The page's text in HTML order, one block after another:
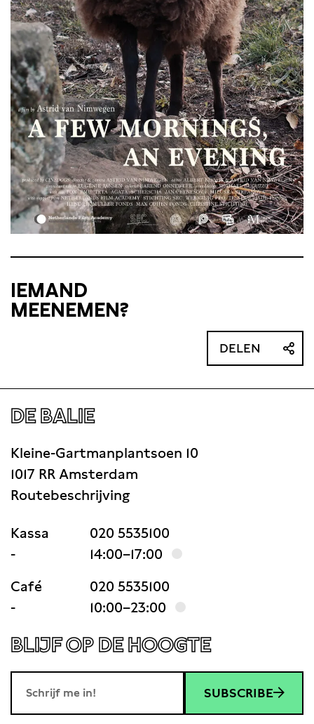
IEMAND
MEENEMEN?
DELEN
DE BALIE
Kleine-Gartmanplantsoen 10
1017 RR Amsterdam
Routebeschrijving
Kassa
020 5535100
-
14:00–17:00
Café
020 5535100
-
10:00–23:00
BLIJF OP DE HOOGTE
SUBSCRIBE